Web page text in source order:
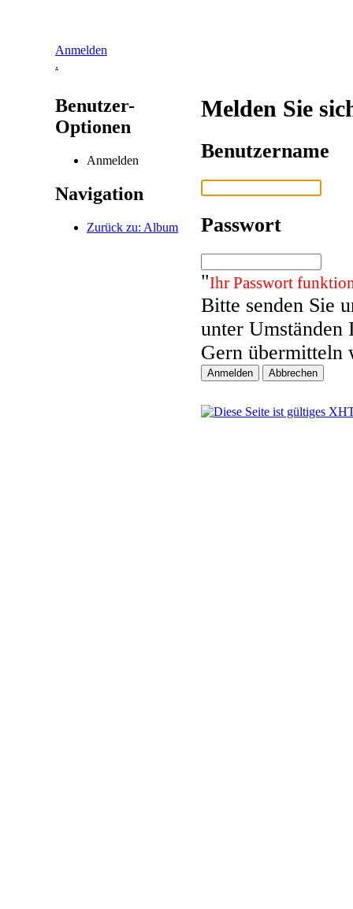
Anmelden
.
Benutzer-
Optionen
Anmelden
Navigation
Zurück zu: Album
Melden Sie
Benutzername
Passwort
"Ihr Passwort
Bitte senden Sie
unter Umständen
Gern übermitteln